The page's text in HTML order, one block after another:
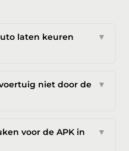
laten keuren
▼
niet door de
▼
voor de APK in
▼